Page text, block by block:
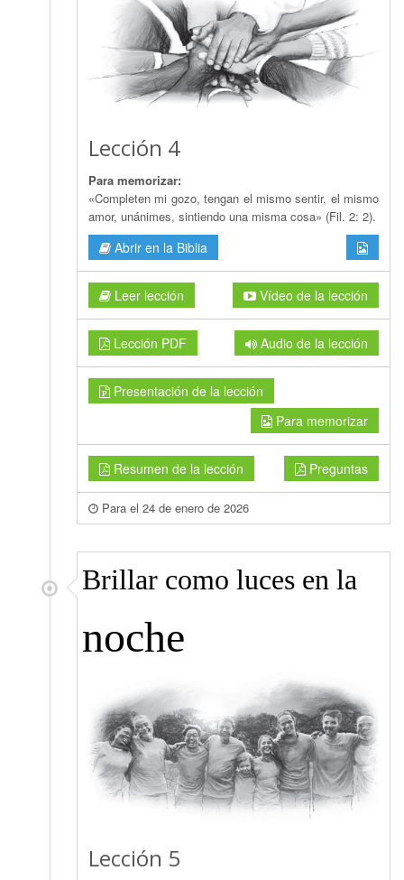
Lección 4
Para memorizar:
«Completen mi gozo, tengan el mismo sentir, el mismo
amor, unánimes, sintiendo una misma cosa» (Fil. 2: 2).
Abrir en la Biblia
Leer lección Vídeo de la lección
Lección PDF Audio de la lección
Presentación de la lección
Para memorizar
Resumen de la lección Preguntas
Para el 24 de enero de 2026
Brillar como luces en la
noche
Lección 5